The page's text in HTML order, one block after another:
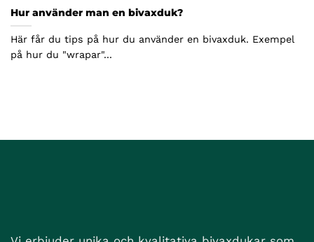
Hur använder man en bivaxduk?
Här får du tips på hur du använder en bivaxduk. Exempel
på hur du "wrapar"...